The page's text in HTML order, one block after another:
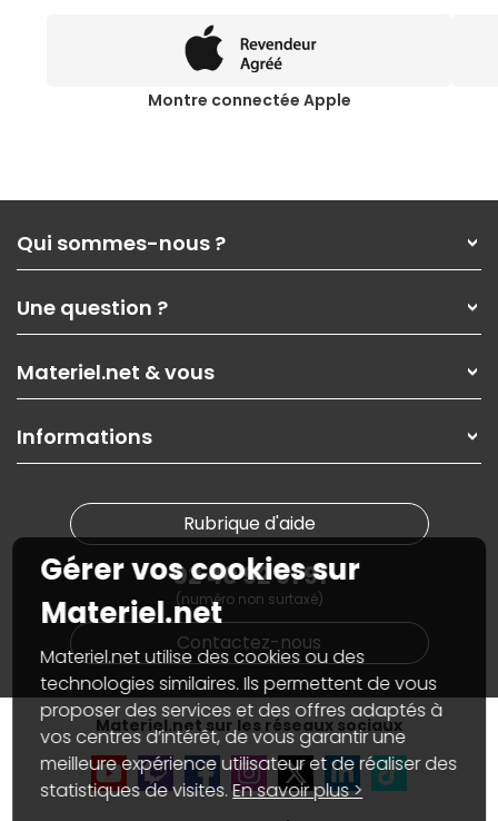
Montre connectée Apple
Qui sommes-nous ?
Nos services
Les magasins Materiel.net
Nos solutions pour les pros
Contactez-nous
Une question ?
Paiement, livraison
Garanties,Pack Zen
SAV, demander un retour
Informations
Materiel.net & vous
On rachète votre carte graphique
PC sur mesure : Votre RDV personnalisé
Materiel.net recrute
Notre programme d'affiliation
Partenariat & Sponsoring
Informations
Nos marques
Conditions générales de vente
Marketplace
Informations légales
Données personnellesetcookies
Gérer vos cookies
Accessibilité : non conforme
Rubrique d'aide
02 40 92 91 91
(numéro non surtaxé)
Contactez-nous
Materiel.net sur les réseaux sociaux
Gérer vos cookies sur
Materiel.net
Materiel.net utilise des cookies ou des
technologies similaires. Ils permettent de vous
proposer des services et des offres adaptés à
vos centres d’intérêt, de vous garantir une
meilleure expérience utilisateur et de réaliser des
statistiques de visites.En savoir plus >